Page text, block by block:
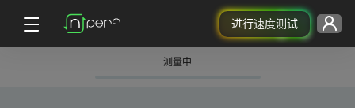
进行速度测试
测量中